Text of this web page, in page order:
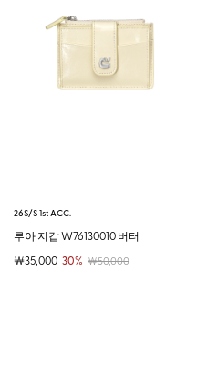
26S/S 1st ACC.
루아 지갑 W76130010 버터
￦35,000 30% ￦50,000